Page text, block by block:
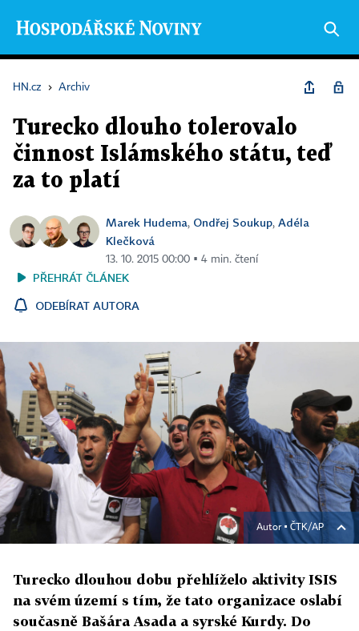
HN.cz › Archiv
Turecko dlouho tolerovalo
činnost Islámského státu, teď
za to platí
Marek Hudema, Ondřej Soukup, Adéla
Klečková
13. 10. 2015 00:00 ▪ 4 min. čtení
PŘEHRÁT ČLÁNEK
ODEBÍRAT AUTORA
Autor ▪ ČTK/AP
Turecko dlouhou dobu přehlíželo aktivity ISIS
na svém území s tím, že tato organizace oslabí
současně Bašára Asada a syrské Kurdy. Do